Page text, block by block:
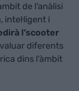
de l'anàlisi
intel·ligent i
l'scooter
diferents
dins l'àmbit